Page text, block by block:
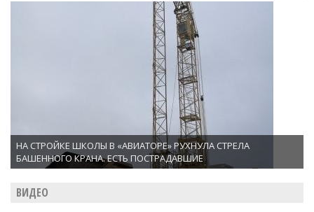
НА СТРОЙКЕ ШКОЛЫ В «АВИАТОРЕ» РУХНУЛА СТРЕЛА
БАШЕННОГО КРАНА. ЕСТЬ ПОСТРАДАВШИЕ
ВИДЕО